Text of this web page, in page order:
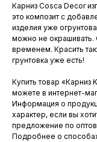
Карниз Cosca Decor
это композит с
изделия уже
можно не окрашивать.
временем. Красить
грунтовка уже есть!
Купить товар
можете в интернет-
Информация о
характер, если вы
предложение по
Подробнее о способах